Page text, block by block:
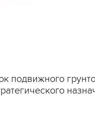
подвижного